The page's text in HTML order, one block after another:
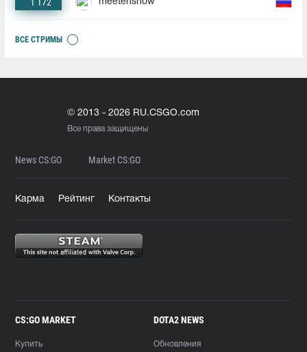
meetenshow
ВСЕ СТРИМЫ
© 2013 - 2026 RU.CSGO.com
Все права защищены
News CS:GO Market CS:GO
Карма Рейтинг Контакты
CS:GO MARKET
Купить
DOTA2 NEWS
Обновления